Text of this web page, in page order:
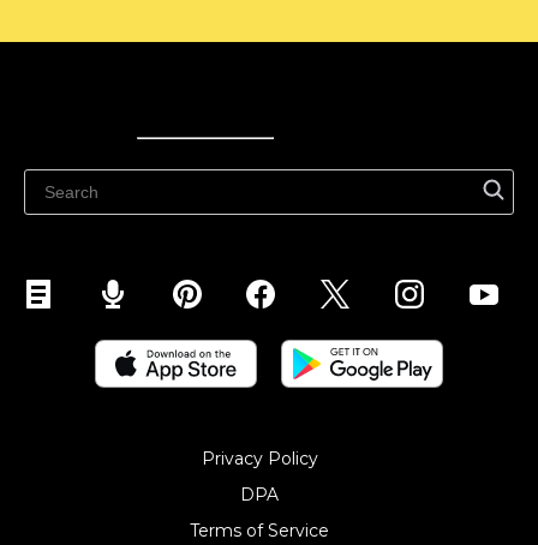
Privacy Policy
DPA
Terms of Service